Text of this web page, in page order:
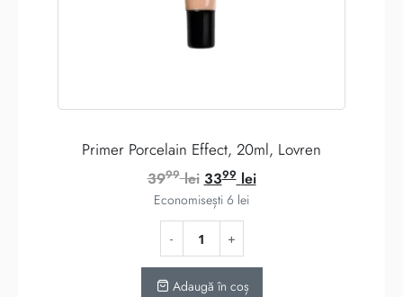
Primer Porcelain Effect, 20ml, Lovren
3999 lei Prețul
inițial
a
fost:
3999 lei.
3399 leiPrețul
Economisești 6 lei
Adaugă în coș